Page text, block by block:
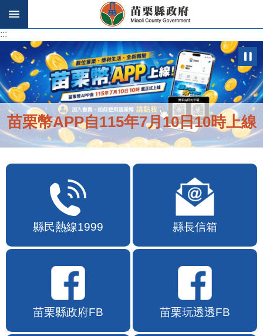
跳到主要內容區塊
:::
苗栗幣APP自115年7月10日10時上線
縣民熱線1999 縣長信箱
苗栗縣政府FB 苗栗玩透透FB